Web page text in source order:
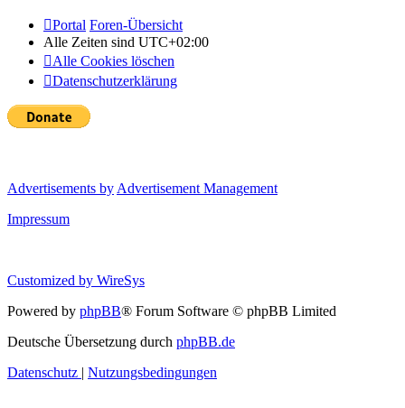
Portal Foren-Übersicht
Alle Zeiten sind UTC+02:00
Alle Cookies löschen
Datenschutzerklärung
Advertisements by Advertisement Management
Impressum
Customized by WireSys
Powered by phpBB® Forum Software © phpBB Limited
Deutsche Übersetzung durch phpBB.de
Datenschutz | Nutzungsbedingungen